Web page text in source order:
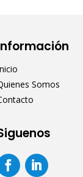
Somos